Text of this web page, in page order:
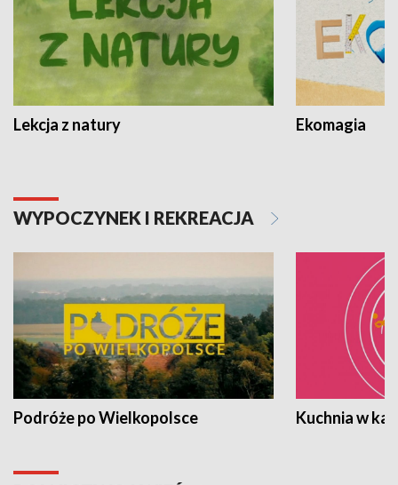
Lekcja z natury Ekomagia
WYPOCZYNEK I REKREACJA
Podróże po Wielkopolsce Kuchnia w